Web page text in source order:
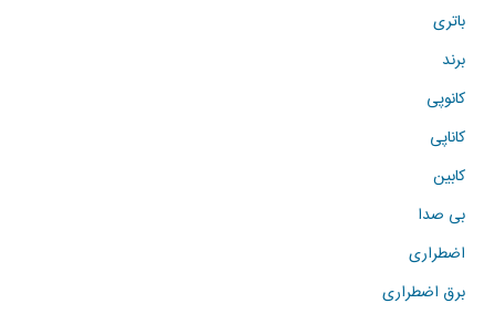
باتری
برند
کانوپی
کاناپی
کابین
بی صدا
اضطراری
برق اضطراری